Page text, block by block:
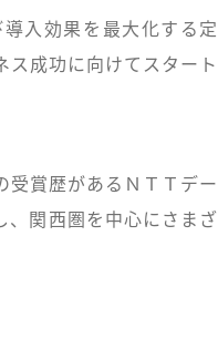
入効果を最大化する定
成功に向けてスタート
賞歴があるＮＴＴデー
関西圏を中心にさまざ